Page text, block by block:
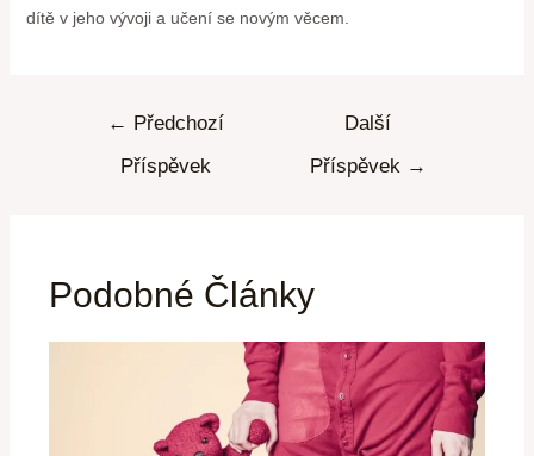
dítě v jeho vývoji a učení se novým věcem.
← Předchozí
Příspěvek
Další
Příspěvek →
Podobné Články